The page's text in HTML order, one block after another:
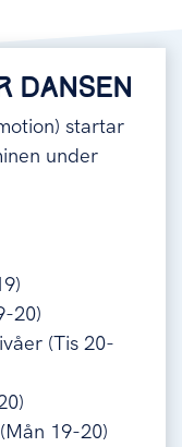
DANSEN
startar
under
20)
(Tis 20-
19-20)